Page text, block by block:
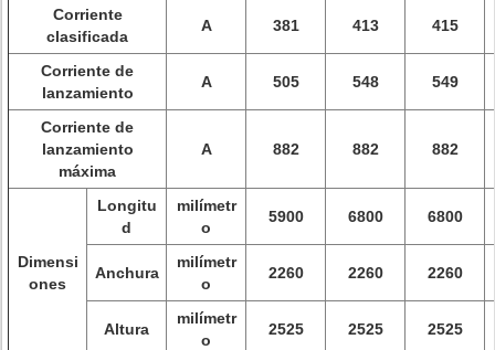
Corriente
clasificada
A 381 413 415
Corriente de
lanzamiento
A 505 548 549
Corriente de
lanzamiento
máxima
A 882 882 882
Dimensi
ones
Longitu
d
milímetr
o
5900 6800 6800
Anchura
milímetr
o
2260 2260 2260
Altura
milímetr
o
2525 2525 2525